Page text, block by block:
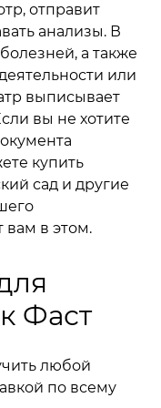
отправит
анализы. В
а также
или
выписывает
вы не хотите
купить
сад и другие
вам в этом.
Фаст
любой
по всему